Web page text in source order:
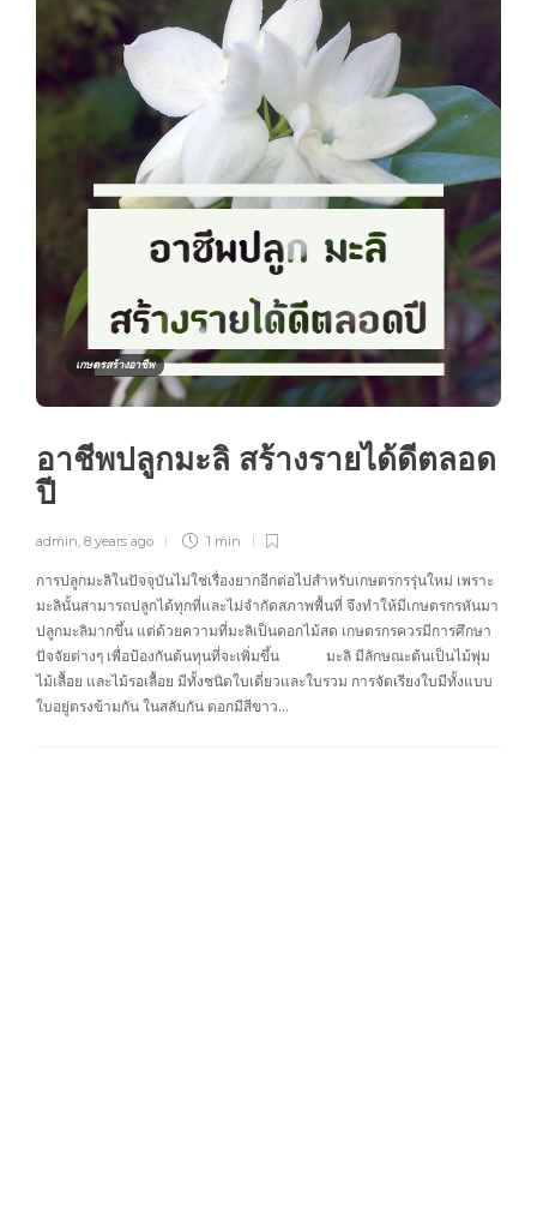
เกษตรสร้างอาชีพ
อาชีพปลูกมะลิ สร้างรายได้ดีตลอด
ปี
admin, 8 years ago 1 min
การปลูกมะลิในปัจจุบันไม่ใช่เรื่องยากอีกต่อไปสำหรับเกษตรกรรุ่นใหม่ เพราะ
มะลินั้นสามารถปลูกได้ทุกที่และไม่จำกัดสภาพพื้นที่ จึงทำให้มีเกษตรกรหันมา
ปลูกมะลิมากขึ้น แต่ด้วยความที่มะลิเป็นดอกไม้สด เกษตรกรควรมีการศึกษา
ปัจจัยต่างๆ เพื่อป้องกันต้นทุนที่จะเพิ่มขึ้น มะลิ มีลักษณะต้นเป็นไม้พุ่ม
ไม้เลื้อย และไม้รอเลื้อย มีทั้งชนิดใบเดี่ยวและใบรวม การจัดเรียงใบมีทั้งแบบ
ใบอยู่ตรงข้ามกัน ในสลับกัน ดอกมีสีขาว…